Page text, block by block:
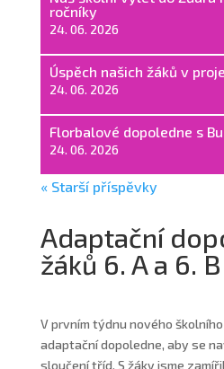
ročníky
24. 06. 2026
Úspěch našich žáků v
24. 06. 2026
Florbalové dopoledne s
24. 06. 2026
« Starší příspěvky
Adaptační
žáků 6. A a 6. B
V prvním týdnu nového školního
adaptační dopoledne, aby se
sloučení tříd. S žáky jsme